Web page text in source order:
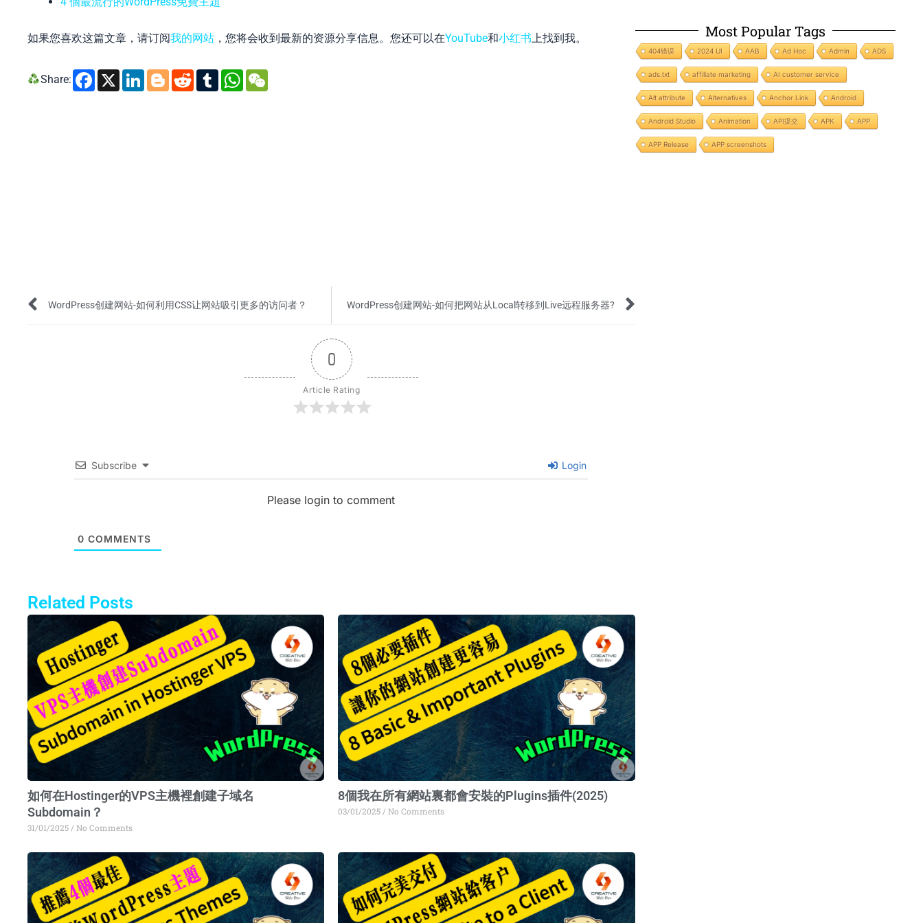
如果您喜欢这篇文章，请订阅我的网站 ，您将会收到最新的资源分享信息。您还可以在YouTube和小红书上找到我。
Share: Facebook
X LinkedIn
Blogger
Reddit
Tumblr
WhatsApp
WeChat
Prev
WordPress创建网站-如何利用CSS让网站吸引更多的访问者？ WordPress创建网站-如何把网站从Local转移到Live远程服务器? Next
0
Article Rating
Subscribe Login
Please login to comment
0 COMMENTS
Related Posts
如何在Hostinger的VPS主機裡創建子域名
Subdomain？
31/01/2025 No Comments
8個我在所有網站裏都會安裝的Plugins插件(2025)
03/01/2025 No Comments
Page
Page Page Page
Most Popular Tags
404错误 2024 UI AAB Ad Hoc Admin ADS
ads.txt affiliate marketing AI customer service
Alt attribute Alternatives Anchor Link Android
Android Studio Animation API提交 APK APP
APP Release APP screenshots